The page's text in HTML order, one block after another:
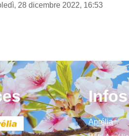
28 dicembre 2022, 16:53
Infos
Aprélia